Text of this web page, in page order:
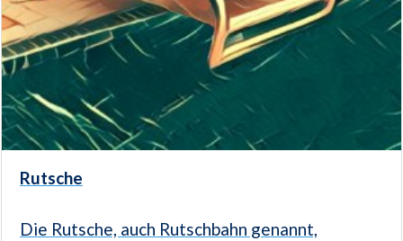
Rutsche
Die Rutsche, auch Rutschbahn genannt,